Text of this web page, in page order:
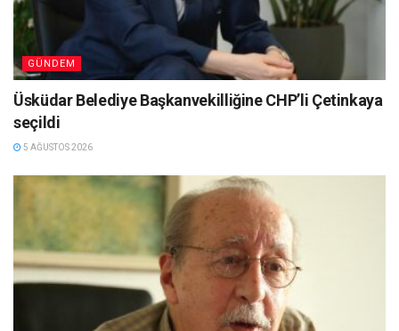
GÜNDEM
Üsküdar Belediye Başkanvekilliğine CHP’li Çetinkaya
seçildi
5 AĞUSTOS 2026